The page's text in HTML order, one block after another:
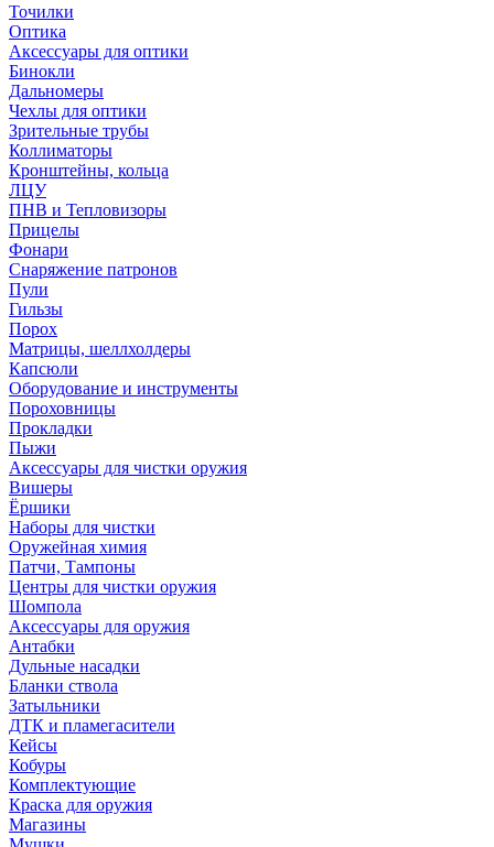
Точилки
Оптика
Аксессуары для оптики
Бинокли
Дальномеры
Чехлы для оптики
Зрительные трубы
Коллиматоры
Кронштейны, кольца
ЛЦУ
ПНВ и Тепловизоры
Прицелы
Фонари
Снаряжение патронов
Пули
Гильзы
Порох
Матрицы, шеллхолдеры
Капсюли
Оборудование и инструменты
Пороховницы
Прокладки
Пыжи
Аксессуары для чистки оружия
Вишеры
Ёршики
Наборы для чистки
Оружейная химия
Патчи, Тампоны
Центры для чистки оружия
Шомпола
Аксессуары для оружия
Антабки
Дульные насадки
Бланки ствола
Затыльники
ДТК и пламегасители
Кейсы
Кобуры
Комплектующие
Краска для оружия
Магазины